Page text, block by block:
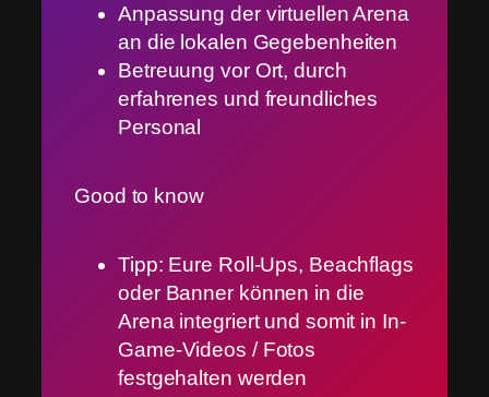
Anpassung der virtuellen Arena
an die lokalen Gegebenheiten
Betreuung vor Ort, durch
erfahrenes und freundliches
Personal
Good to know
Tipp: Eure Roll-Ups, Beachflags
oder Banner können in die
Arena integriert und somit in In-
Game-Videos / Fotos
festgehalten werden